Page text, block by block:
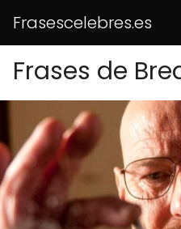
Frasescelebres.es
Frases de